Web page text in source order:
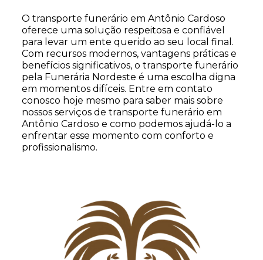
O transporte funerário em Antônio Cardoso
oferece uma solução respeitosa e confiável
para levar um ente querido ao seu local final.
Com recursos modernos, vantagens práticas e
benefícios significativos, o transporte funerário
pela Funerária Nordeste é uma escolha digna
em momentos difíceis. Entre em contato
conosco hoje mesmo para saber mais sobre
nossos serviços de transporte funerário em
Antônio Cardoso e como podemos ajudá-lo a
enfrentar esse momento com conforto e
profissionalismo.